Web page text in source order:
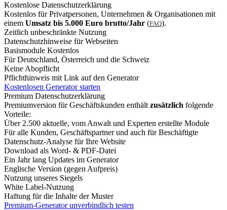
Kostenlose Datenschutzerklärung
Kostenlos für Privatpersonen, Unternehmen & Organisationen mit
einem Umsatz bis 5.000 Euro brutto/Jahr (FAQ).
Zeitlich unbeschränkte Nutzung
Datenschutzhinweise für Webseiten
Basismodule Kostenlos
Für Deutschland, Österreich und die Schweiz
Keine Abopflicht
Pflichthinweis mit Link auf den Generator
Kostenlosen Generator starten
Premium Datenschutzerklärung
Premiumversion für Geschäftskunden enthält zusätzlich folgende
Vorteile:
Über 2.500 aktuelle, vom Anwalt und Experten erstellte Module
Für alle Kunden, Geschäftspartner und auch für Beschäftigte
Datenschutz-Analyse für Ihre Website
Download als Word- & PDF-Datei
Ein Jahr lang Updates im Generator
Englische Version (gegen Aufpreis)
Nutzung unseres Siegels
White Label-Nutzung
Haftung für die Inhalte der Muster
Premium-Generator unverbindlich testen